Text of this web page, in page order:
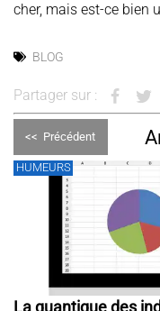
cher, mais est-ce bien
BLOG
Partager sur :
<< Précédent
HUMEURS
La quantique des